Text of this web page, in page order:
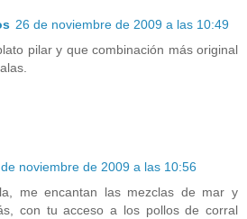
26 de noviembre de 2009 a las 10:49
pilar y que combinación más original
noviembre de 2009 a las 10:56
me encantan las mezclas de mar y
con tu acceso a los pollos de corral